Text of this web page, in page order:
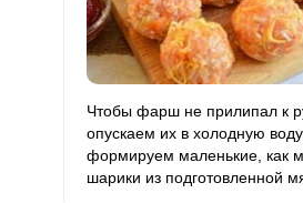
Чтобы фарш не прилипал к
опускаем их в холодную
формируем маленькие, как
шарики из подготовленной